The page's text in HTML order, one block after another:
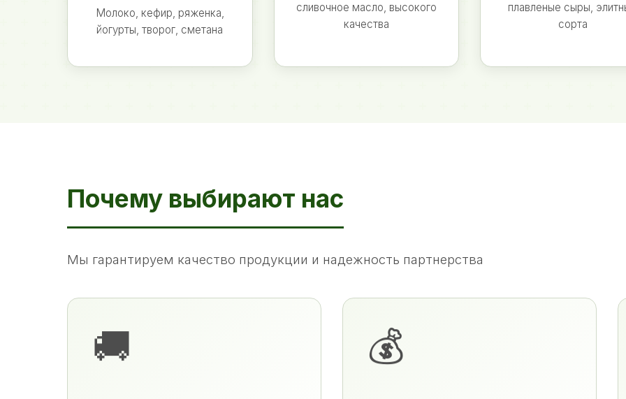
Молоко, кефир, ряженка,
йогурты, творог, сметана
сливочное масло, высокого
качества
плавленые сыры,
сорта
Почему выбирают нас
Мы гарантируем качество продукции и надежность партнерства
🚚 💰